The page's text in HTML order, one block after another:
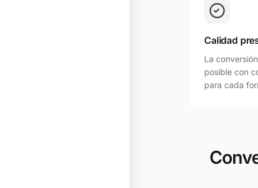
Calidad
La
posible con
para cada